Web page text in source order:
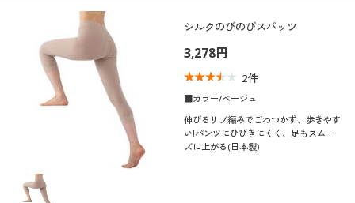
総柄
モノトーン
スクエアネック
ノーカラー
オープンカラー・開
襟
ボートネック
フレンチスリーブ
フレアスリーブ
レース
フリース スウェット
シルク ガーゼ
える)
吸汗速乾
冷感・涼感 脇汗・汗取り
シーン
オフィス
旅行 スクール
フォーマル
テイスト
ナチュラル
フェミニン カジュアル
着用感
レギュラー ゆったり
シルクのびのびスパッツ
3,278円
2件
■カラー/ベージュ
伸びるリブ編みでごわつかず、歩きやす
い!パンツにひびきにくく、足もスムー
ズに上がる(日本製)